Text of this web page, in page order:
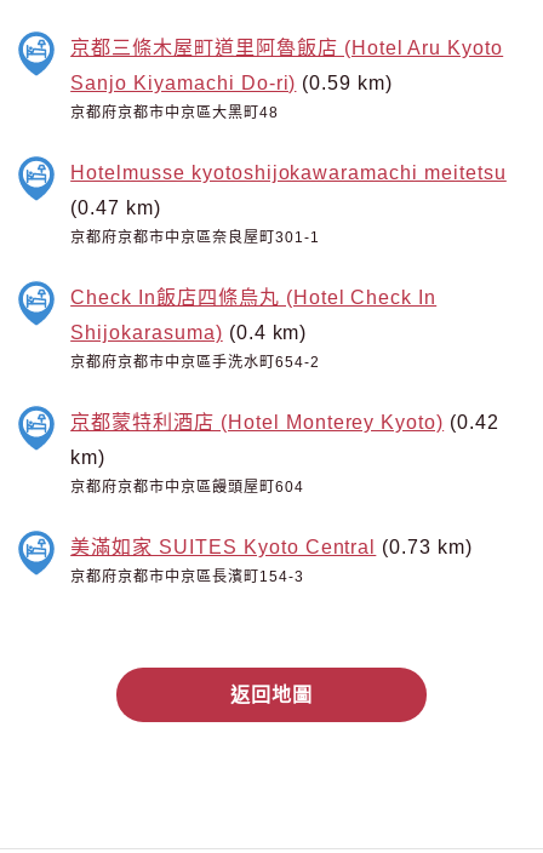
京都三條木屋町道里阿魯飯店 (Hotel Aru Kyoto
Sanjo Kiyamachi Do-ri) (0.59 km)
京都府京都市中京區大黑町48
Hotelmusse kyotoshijokawaramachi meitetsu
(0.47 km)
京都府京都市中京區奈良屋町301-1
Check In飯店四條烏丸 (Hotel Check In
Shijokarasuma) (0.4 km)
京都府京都市中京區手洗水町654-2
京都蒙特利酒店 (Hotel Monterey Kyoto) (0.42
km)
京都府京都市中京區饅頭屋町604
美滿如家 SUITES Kyoto Central (0.73 km)
京都府京都市中京區長濱町154-3
返回地圖